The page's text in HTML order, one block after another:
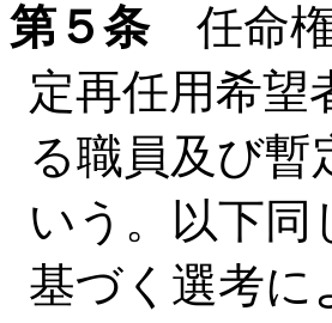
第５条任命権
定再任用希望
る職員及び暫
いう。以下同
基づく選考に